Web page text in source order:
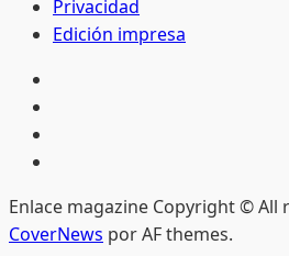
Privacidad
Edición impresa
Enlace magazine Copyright © All
CoverNews por AF themes.